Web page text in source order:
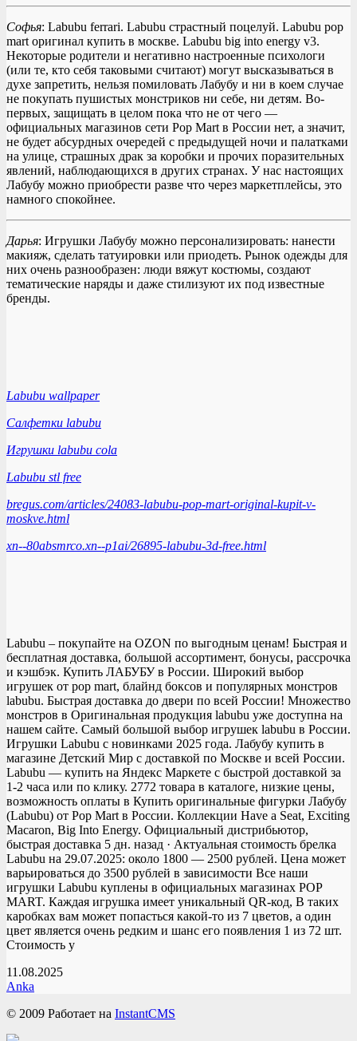
Софья: Labubu ferrari. Labubu страстный поцелуй. Labubu pop
mart оригинал купить в москве. Labubu big into energy v3.
Некоторые родители и негативно настроенные психологи
(или те, кто себя таковыми считают) могут высказываться в
духе запретить, нельзя помиловать Лабубу и ни в коем случае
не покупать пушистых монстриков ни себе, ни детям. Во-
первых, защищать в целом пока что не от чего —
официальных магазинов сети Pop Mart в России нет, а значит,
не будет абсурдных очередей с предыдущей ночи и палатками
на улице, страшных драк за коробки и прочих поразительных
явлений, наблюдающихся в других странах. У нас настоящих
Лабубу можно приобрести разве что через маркетплейсы, это
намного спокойнее.
Дарья: Игрушки Лабубу можно персонализировать: нанести
макияж, сделать татуировки или приодеть. Рынок одежды для
них очень разнообразен: люди вяжут костюмы, создают
тематические наряды и даже стилизуют их под известные
бренды.
Labubu wallpaper
Салфетки labubu
Игрушки labubu cola
Labubu stl free
bregus.com/articles/24083-labubu-pop-mart-original-kupit-v-
moskve.html
xn--80absmrco.xn--p1ai/26895-labubu-3d-free.html
Labubu – покупайте на OZON по выгодным ценам! Быстрая и
бесплатная доставка, большой ассортимент, бонусы, рассрочка
и кэшбэк. Купить ЛАБУБУ в России. Широкий выбор
игрушек от pop mart, блайнд боксов и популярных монстров
labubu. Быстрая доставка до двери по всей России! Множество
монстров в Оригинальная продукция labubu уже доступна на
нашем сайте. Самый большой выбор игрушек labubu в России.
Игрушки Labubu с новинками 2025 года. Лабубу купить в
магазине Детский Мир с доставкой по Москве и всей России.
Labubu — купить на Яндекс Маркете с быстрой доставкой за
1-2 часа или по клику. 2772 товара в каталоге, низкие цены,
возможность оплаты в Купить оригинальные фигурки Лабубу
(Labubu) от Pop Mart в России. Коллекции Have a Seat, Exciting
Macaron, Big Into Energy. Официальный дистрибьютор,
быстрая доставка 5 дн. назад · Актуальная стоимость брелка
Labubu на 29.07.2025: около 1800 — 2500 рублей. Цена может
варьироваться до 3500 рублей в зависимости Все наши
игрушки Labubu куплены в официальных магазинах POP
MART. Каждая игрушка имеет уникальный QR-код, В таких
каробках вам может попасться какой-то из 7 цветов, а один
цвет является очень редким и шанс его появления 1 из 72 шт.
Стоимость у
11.08.2025
Anka
© 2009 Работает на InstantCMS